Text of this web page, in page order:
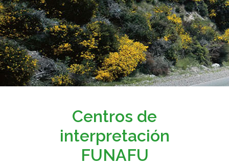
Centros de
interpretación
FUNAFU